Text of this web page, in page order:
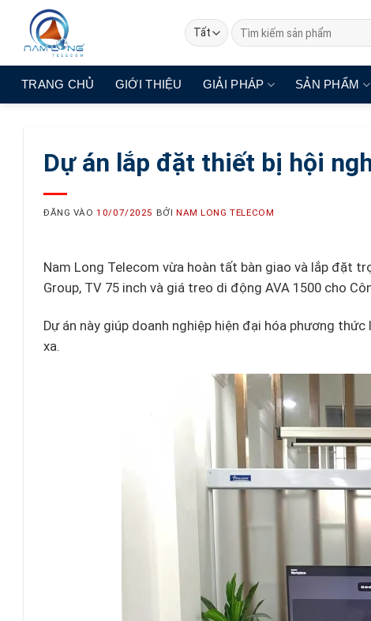
dung
Tìm
kiếm:
TRANG CHỦ GIỚI THIỆU GIẢI PHÁP SẢN PHẨM
Dự án lắp đặt thiết bị hội
ĐĂNG VÀO10/07/2025 BỞI NAM LONG TELECOM
Nam Long Telecom vừa hoàn tất bàn giao và lắp đặt
Group, TV 75 inch và giá treo di động AVA 1500 cho
Dự án này giúp doanh nghiệp hiện đại hóa phương
xa.